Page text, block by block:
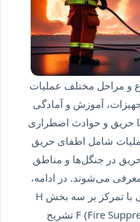
و مراحل مختلف عملیات
آموزش و آمادگی
حریق و حوادث اضطراری
شامل اطفای حریق
در جنگل‌ها و مناطق
می‌شوند. در ادامه،
اصول پایه‌ای عملیات آتش‌نشانی با تمرکز بر سه بخش H
(Hose)، P (Pump) و F (Fire Suppression) تشریح